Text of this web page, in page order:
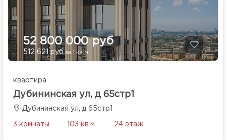
52 800 000 руб
512 621 рубза 1 кв.м.
квартира
Дубининская ул, д 65стр1
Дубининская ул, д 65стр1
3 комнаты 103 кв.м. 24 этаж